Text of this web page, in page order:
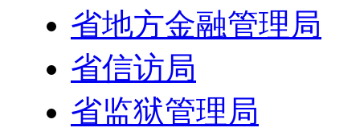
省地方金融管理局
省信访局
省监狱管理局